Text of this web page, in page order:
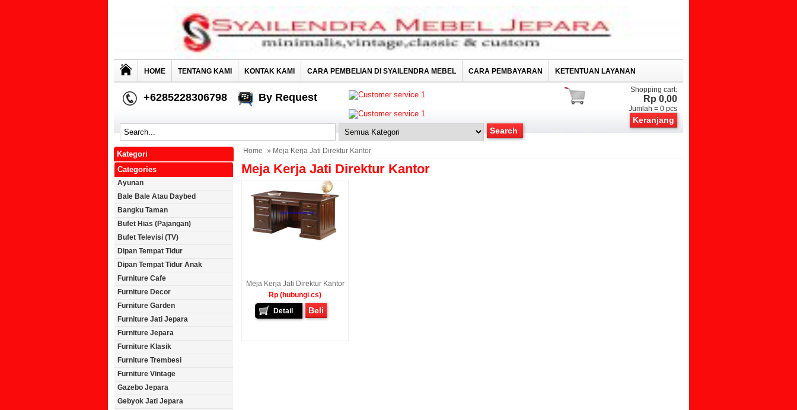
HOME TENTANG KAMI KONTAK KAMI CARA PEMBELIAN DI SYAILENDRA MEBEL CARA PEMBAYARAN KETENTUAN LAYANAN
Shopping cart:
Rp 0,00
Jumlah = 0 pcs
Keranjang
+6285228306798 By Request
Home » Meja Kerja Jati Direktur Kantor
Meja Kerja Jati Direktur Kantor
Meja Kerja Jati Direktur Kantor
Rp (hubungi cs)
Detail
Beli
Kategori
Categories
Ayunan
Bale Bale Atau Daybed
Bangku Taman
Bufet Hias (Pajangan)
Bufet Televisi (TV)
Dipan Tempat Tidur
Dipan Tempat Tidur Anak
Furniture Cafe
Furniture Decor
Furniture Garden
Furniture Jati Jepara
Furniture Jepara
Furniture Klasik
Furniture Trembesi
Furniture Vintage
Gazebo Jepara
Gebyok Jati Jepara